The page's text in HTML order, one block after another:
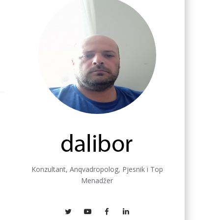
Konzultant, Anqvadropolog, Pjesnik i Top
Menadžer